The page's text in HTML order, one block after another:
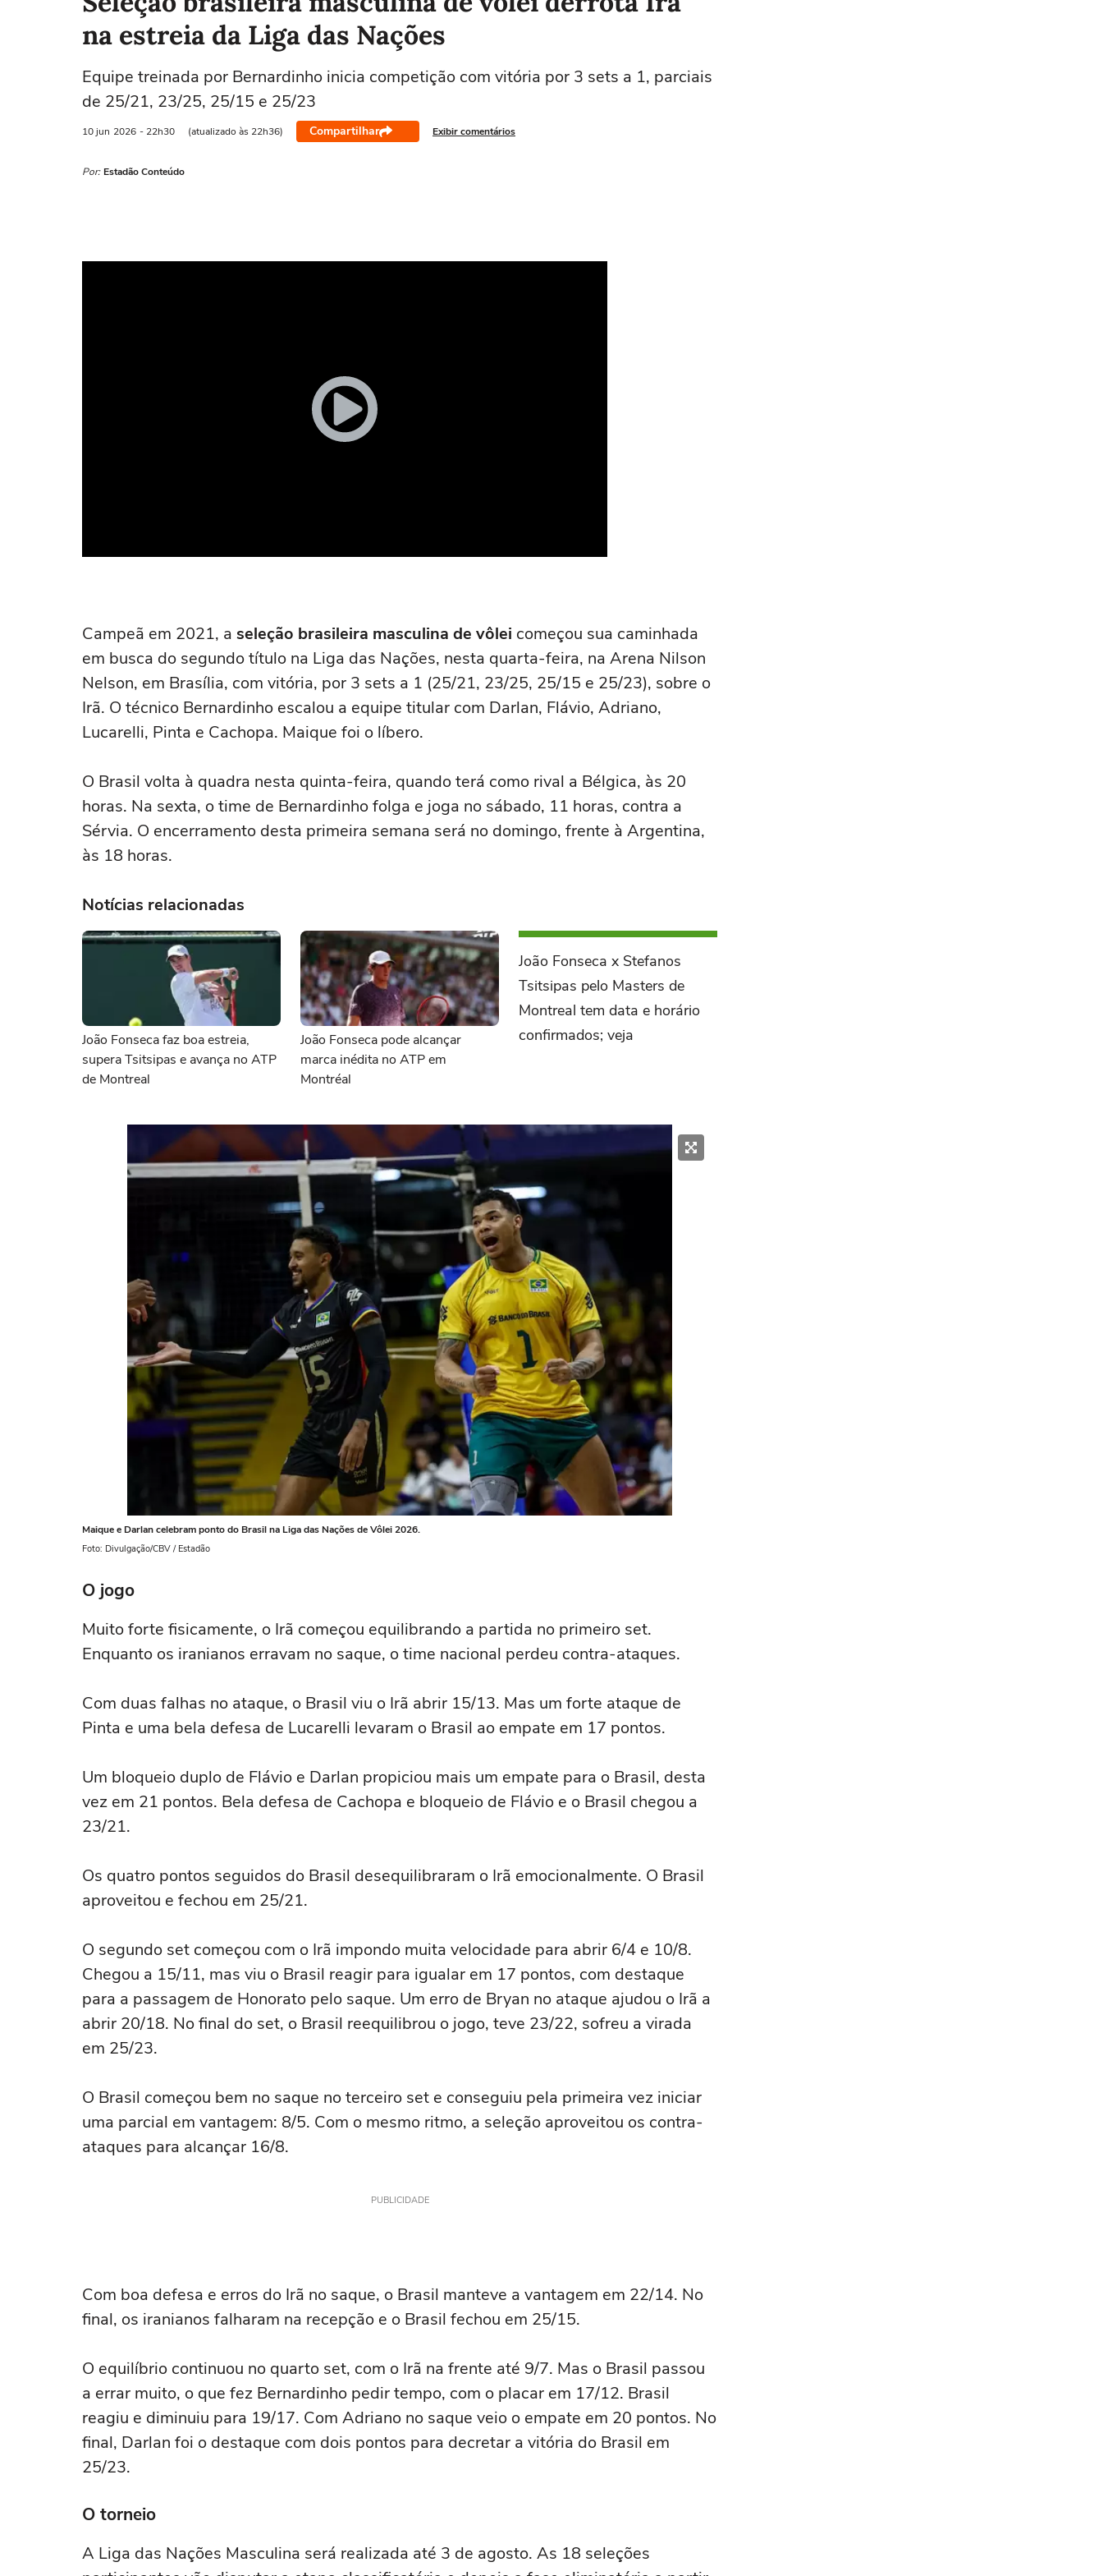
na estreia da Liga das Nações
Equipe treinada por Bernardinho inicia competição com vitória por 3 sets a 1, parciais
de 25/21, 23/25, 25/15 e 25/23
10 jun 2026 - 22h30 (atualizado às 22h36) Compartilhar Exibir comentários
Por: Estadão Conteúdo
Campeã em 2021, a seleção brasileira masculina de vôlei começou sua caminhada
em busca do segundo título na Liga das Nações, nesta quarta-feira, na Arena Nilson
Nelson, em Brasília, com vitória, por 3 sets a 1 (25/21, 23/25, 25/15 e 25/23), sobre o
Irã. O técnico Bernardinho escalou a equipe titular com Darlan, Flávio, Adriano,
Lucarelli, Pinta e Cachopa. Maique foi o líbero.
O Brasil volta à quadra nesta quinta-feira, quando terá como rival a Bélgica, às 20
horas. Na sexta, o time de Bernardinho folga e joga no sábado, 11 horas, contra a
Sérvia. O encerramento desta primeira semana será no domingo, frente à Argentina,
às 18 horas.
Notícias relacionadas
João Fonseca faz boa estreia,
supera Tsitsipas e avança no ATP
de Montreal
João Fonseca pode alcançar
marca inédita no ATP em
Montréal
João Fonseca x Stefanos
Tsitsipas pelo Masters de
Montreal tem data e horário
confirmados; veja
Maique e Darlan celebram ponto do Brasil na Liga das Nações de Vôlei 2026.
Foto: Divulgação/CBV / Estadão
O jogo
Muito forte fisicamente, o Irã começou equilibrando a partida no primeiro set.
Enquanto os iranianos erravam no saque, o time nacional perdeu contra-ataques.
Com duas falhas no ataque, o Brasil viu o Irã abrir 15/13. Mas um forte ataque de
Pinta e uma bela defesa de Lucarelli levaram o Brasil ao empate em 17 pontos.
Um bloqueio duplo de Flávio e Darlan propiciou mais um empate para o Brasil, desta
vez em 21 pontos. Bela defesa de Cachopa e bloqueio de Flávio e o Brasil chegou a
23/21.
Os quatro pontos seguidos do Brasil desequilibraram o Irã emocionalmente. O Brasil
aproveitou e fechou em 25/21.
O segundo set começou com o Irã impondo muita velocidade para abrir 6/4 e 10/8.
Chegou a 15/11, mas viu o Brasil reagir para igualar em 17 pontos, com destaque
para a passagem de Honorato pelo saque. Um erro de Bryan no ataque ajudou o Irã a
abrir 20/18. No final do set, o Brasil reequilibrou o jogo, teve 23/22, sofreu a virada
em 25/23.
O Brasil começou bem no saque no terceiro set e conseguiu pela primeira vez iniciar
uma parcial em vantagem: 8/5. Com o mesmo ritmo, a seleção aproveitou os contra-
ataques para alcançar 16/8.
PUBLICIDADE
Com boa defesa e erros do Irã no saque, o Brasil manteve a vantagem em 22/14. No
final, os iranianos falharam na recepção e o Brasil fechou em 25/15.
O equilíbrio continuou no quarto set, com o Irã na frente até 9/7. Mas o Brasil passou
a errar muito, o que fez Bernardinho pedir tempo, com o placar em 17/12. Brasil
reagiu e diminuiu para 19/17. Com Adriano no saque veio o empate em 20 pontos. No
final, Darlan foi o destaque com dois pontos para decretar a vitória do Brasil em
25/23.
O torneio
A Liga das Nações Masculina será realizada até 3 de agosto. As 18 seleções